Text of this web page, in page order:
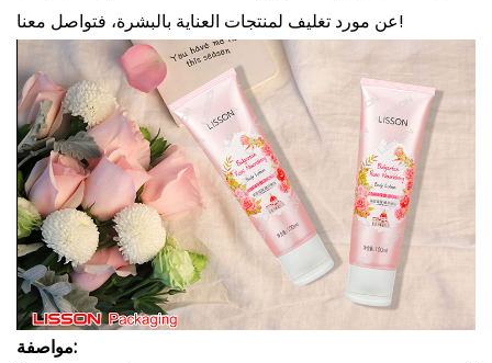
عن مورد تغليف لمنتجات العناية بالبشرة، فتواصل معنا!
مواصفة: